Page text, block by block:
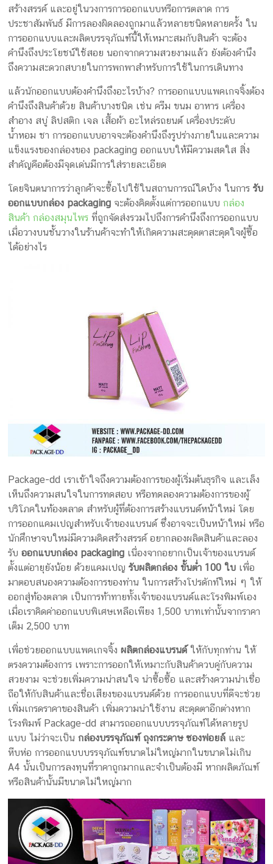
สร้างสรรค์ และอยู่ในวงการการออกแบบหรือการตลาด การ
ประชาสัมพันธ์ มีการลองผิดลองถูกมาแล้วหลายชนิดหลายครั้ง ใน
การออกแบบและผลิตบรรจุภัณฑ์นี้ให้เหมาะสมกับสินค้า จะต้อง
คำนึงถึงประโยชน์ใช้สอย นอกจากความสวยงามแล้ว ยังต้องคำนึง
ถึงความสะดวกสบายในการพกพาสำหรับการใช้ในการเดินทาง
แล้วนักออกแบบต้องคำนึงถึงอะไรบ้าง? การออกแบบแพคเกจจิ้งต้อง
คำนึงถึงสินค้าด้วย สินค้าบางชนิด เช่น ครีม ขนม อาหาร เครื่อง
สำอาง สบู่ ลิปสติก เจล เสื้อผ้า อะไหล่รถยนต์ เครื่องประดับ
น้ำหอม ชา การออกแบบอาจจะต้องคำนึงถึงรูปร่างภายในและความ
แข็งแรงของกล่องของ packaging ออกแบบให้มีความสดใส สิ่ง
สำคัญคือต้องมีจุดเด่นมีการใส่รายละเอียด
โดยจินตนาการว่าลูกค้าจะซื้อไปใช้ในสถานการณ์ใดบ้าง ในการรับ
ออกแบบกล่อง packaging จะต้องคิดตั้งแต่การออกแบบกล่อง
สินค้า กล่องสมุนไพร ที่ถูกจัดส่งรวมไปถึงการคำนึงถึงการออกแบบ
เมื่อวางบนชั้นวางในร้านค้าจะทำให้เกิดความสะดุดตาสะดุดใจผู้ซื้อ
ได้อย่างไร
Package-dd เราเข้าใจถึงความต้องการของผู้เริ่มต้นธุรกิจ และเล็ง
เห็นถึงความสนใจในการทดสอบ หรือทดลองความต้องการของผู้
บริโภคในท้องตลาด สำหรับผู้ที่ต้องการสร้างแบรนด์หน้าใหม่ โดย
การออกแคมเปญสำหรับเจ้าของแบรนด์ ซึ่งอาจจะเป็นหน้าใหม่ หรือ
นักศึกษาจบใหม่มีความคิดสร้างสรรค์ อยากลองผลิตสินค้าและลอง
รับออกแบบกล่อง packaging เนื่องจากอยากเป็นเจ้าของแบรนด์
ตั้งแต่อายุยังน้อย ด้วยแคมเปญรับผลิตกล่อง ขั้นต่ำ 100 ใบ เพื่อ
มาตอบสนองความต้องการของท่าน ในการสร้างโปรดักท์ใหม่ ๆ ให้
ออกสู่ท้องตลาด เป็นการท้าทายทั้งเจ้าของแบรนด์และโรงพิมพ์เอง
เมื่อเราคิดค่าออกแบบพิเศษเหลือเพียง 1,500 บาทเท่านั้นจากราคา
เต็ม 2,500 บาท
เพื่อช่วยออกแบบแพคเกจจิ้งผลิตกล่องแบรนด์ให้กับทุกท่าน ให้
ตรงความต้องการ เพราะการออกให้เหมาะกับสินค้าควบคู่กับความ
สวยงาม จะช่วยเพิ่มความน่าสนใจ น่าซื้อซื้อ และสร้างความน่าเชื่อ
ถือให้กับสินค้าและชื่อเสียงของแบรนด์ด้วย การออกแบบที่ดีจะช่วย
เพิ่มเกรดราคาของสินค้า เพิ่มความน่าใช้งาน สะดุดตาอีกต่างหาก
โรงพิมพ์ Package-dd สามารถออกแบบบรรจุภัณฑ์ได้หลายรูป
แบบ ไม่ว่าจะเป็นกล่องบรรจุภัณฑ์ ถุงกระดาษ ซองฟอยล์ และ
หีบห่อ การออกแบบบรรจุภัณฑ์ขนาดไม่ใหญ่มากในขนาดไม่เกิน
A4 นั้นเป็นการลงทุนที่ราคาถูกมากและจำเป็นต้องมี หากผลิตภัณฑ์
หรือสินค้านั้นมีขนาดไม่ใหญ่มาก